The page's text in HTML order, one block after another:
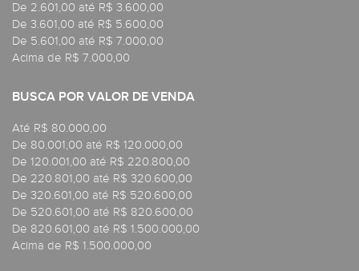
De 2.601,00 até R$ 3.600,00
De 3.601,00 até R$ 5.600,00
De 5.601,00 até R$ 7.000,00
Acima de R$ 7.000,00
BUSCA POR VALOR DE VENDA
Até R$ 80.000,00
De 80.001,00 até R$ 120.000,00
De 120.001,00 até R$ 220.800,00
De 220.801,00 até R$ 320.600,00
De 320.601,00 até R$ 520.600,00
De 520.601,00 até R$ 820.600,00
De 820.601,00 até R$ 1.500.000,00
Acima de R$ 1.500.000,00